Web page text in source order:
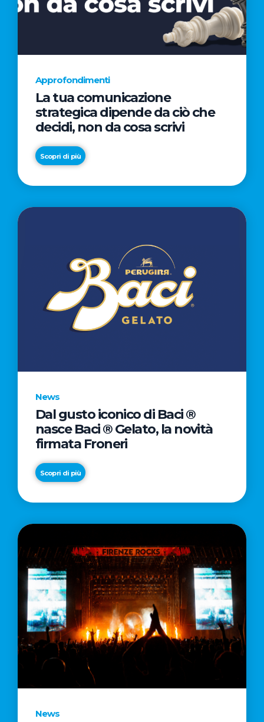
AL
CINEMA
NELLA
CAMPAGNA
REGISTA
PREMIO
OSCAR®
Approfondimenti
La tua comunicazione
strategica dipende da ciò che
decidi, non da cosa scrivi
Scopri di più
News
Dal gusto iconico di Baci ®
nasce Baci ® Gelato, la novità
firmata Froneri
Scopri di più
News